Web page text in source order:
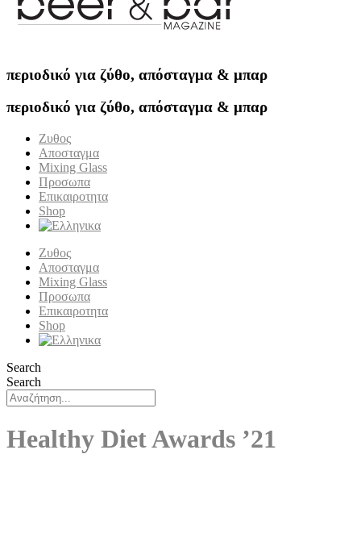
περιοδικό για ζύθο, απόσταγμα & μπαρ
περιοδικό για ζύθο, απόσταγμα & μπαρ
Ζυθος
Αποσταγμα
Mixing Glass
Προσωπα
Επικαιροτητα
Shop
Ζυθος
Αποσταγμα
Mixing Glass
Προσωπα
Επικαιροτητα
Shop
Search
Search
Healthy Diet Awards ’21